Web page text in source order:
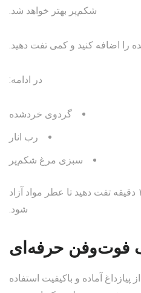
شکم‌پر بهتر خواهد شد.
اضافه کنید و کمی تفت دهید.
در ادامه:
گردوی خردشده
رب انار
سبزی مرغ شکم‌پر
را اضافه کرده و حدود ۵ تا ۱۰ دقیقه تفت دهید تا عطر مواد آزاد
شود.
فوت‌وفن حرفه‌ای
آماده و باکیفیت استفاده